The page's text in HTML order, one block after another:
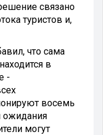
связано
туристов и,
что сама
в
-
восемь
ожидания
могут